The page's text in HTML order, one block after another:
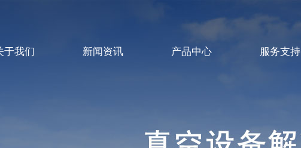
于我们 新闻资讯 产品中心 服务支持